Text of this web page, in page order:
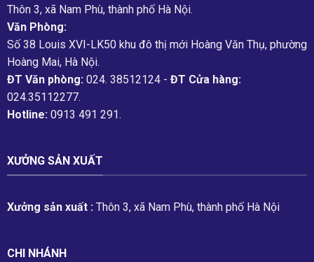
Thôn 3, xã Nam Phù, thành phố Hà Nội.
Văn Phòng:
Số 38 Louis XVI-LK50 khu đô thị mới Hoàng Văn Thụ, phường
Hoàng Mai, Hà Nội.
ĐT Văn phòng:024. 38512124 - ĐT Cửa hàng:
024.35112277.
Hotline:0913 491 291.
XƯỞNG SẢN XUẤT
Xưởng sản xuất :Thôn 3, xã Nam Phù, thành phố Hà Nội
CHI NHÁNH